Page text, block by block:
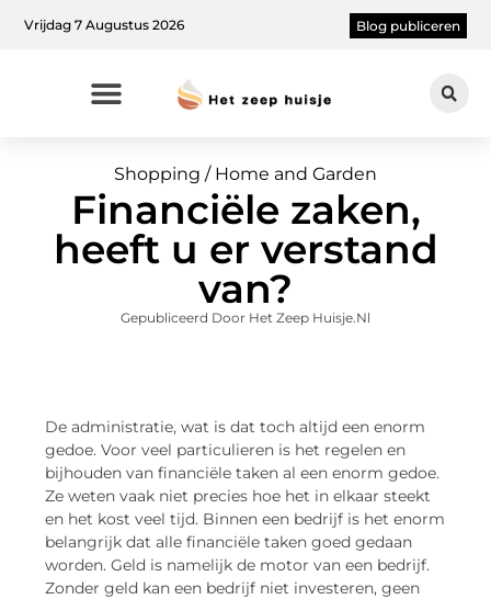
Vrijdag 7 Augustus 2026 Blog publiceren
Shopping / Home and Garden
Financiële zaken,
heeft u er verstand
van?
Gepubliceerd Door Het Zeep Huisje.nl
De administratie, wat is dat toch altijd een enorm
gedoe. Voor veel particulieren is het regelen en
bijhouden van financiële taken al een enorm gedoe.
Ze weten vaak niet precies hoe het in elkaar steekt
en het kost veel tijd. Binnen een bedrijf is het enorm
belangrijk dat alle financiële taken goed gedaan
worden. Geld is namelijk de motor van een bedrijf.
Zonder geld kan een bedrijf niet investeren, geen